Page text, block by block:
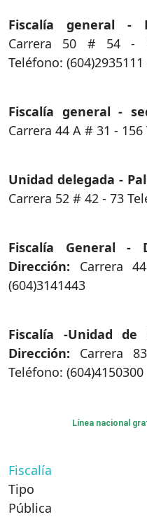
Fiscalía general -
Carrera 50 # 54 -
Teléfono:
Fiscalía general -
Carrera 44 A # 31 -
Unidad delegada -
Carrera 52 # 42 - 73
Fiscalía General -
Dirección: Carrera
(604)3141443
Fiscalía -Unidad de
Dirección: Carrera
Teléfono: (604)4150300
Línea nacional
Fiscalía
Tipo
Pública